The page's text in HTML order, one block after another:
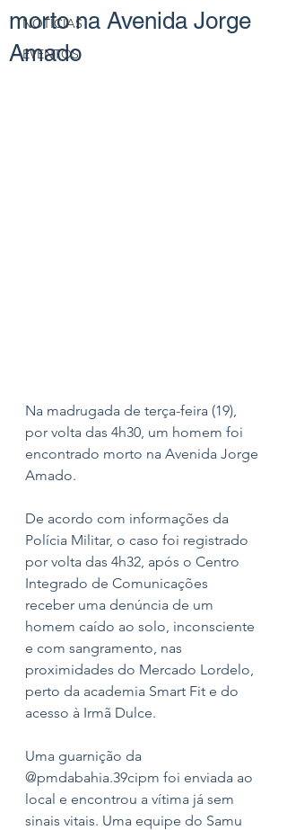
NOTÍCIAS
EVENTOS
morto na Avenida Jorge
Amado
Na madrugada de terça-feira (19),
por volta das 4h30, um homem foi
encontrado morto na Avenida Jorge
Amado.
De acordo com informações da
Polícia Militar, o caso foi registrado
por volta das 4h32, após o Centro
Integrado de Comunicações
receber uma denúncia de um
homem caído ao solo, inconsciente
e com sangramento, nas
proximidades do Mercado Lordelo,
perto da academia Smart Fit e do
acesso à Irmã Dulce.
Uma guarnição da
@pmdabahia.39cipm foi enviada ao
local e encontrou a vítima já sem
sinais vitais. Uma equipe do Samu